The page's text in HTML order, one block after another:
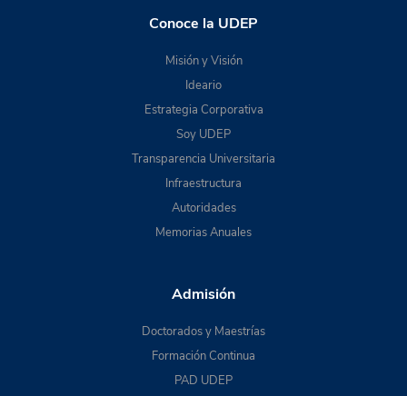
Conoce la UDEP
Misión y Visión
Ideario
Estrategia Corporativa
Soy UDEP
Transparencia Universitaria
Infraestructura
Autoridades
Memorias Anuales
Admisión
Doctorados y Maestrías
Formación Continua
PAD UDEP